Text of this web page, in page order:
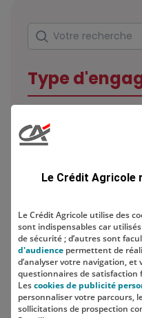
Rechercher
Votre recherche
Type
Localisation
Le Crédit Agricole
Le Crédit Agricole utilise des
sont indispensables car
de sécurité ; d’autres sont
d'audience permettent de
d’analyser votre navigation,
questionnaires de satisfaction
Lescookies de publicité
personnaliser votre parcours,
sollicitations de prospection